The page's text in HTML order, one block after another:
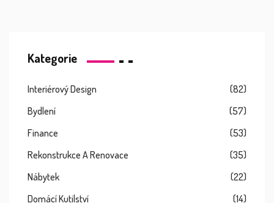
Kategorie
Interiérový Design
(82)
Bydlení
(57)
Finance
(53)
Rekonstrukce A Renovace
(35)
Nábytek
(22)
Domácí Kutilství
(14)